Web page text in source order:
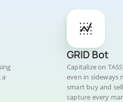
GRID Bot
Capitalize on
even in sideways
smart buy and
capture every